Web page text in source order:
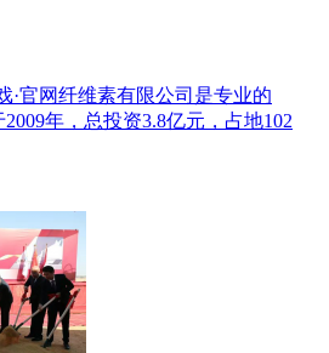
·官网纤维素有限公司是专业的
年，总投资3.8亿元，占地102